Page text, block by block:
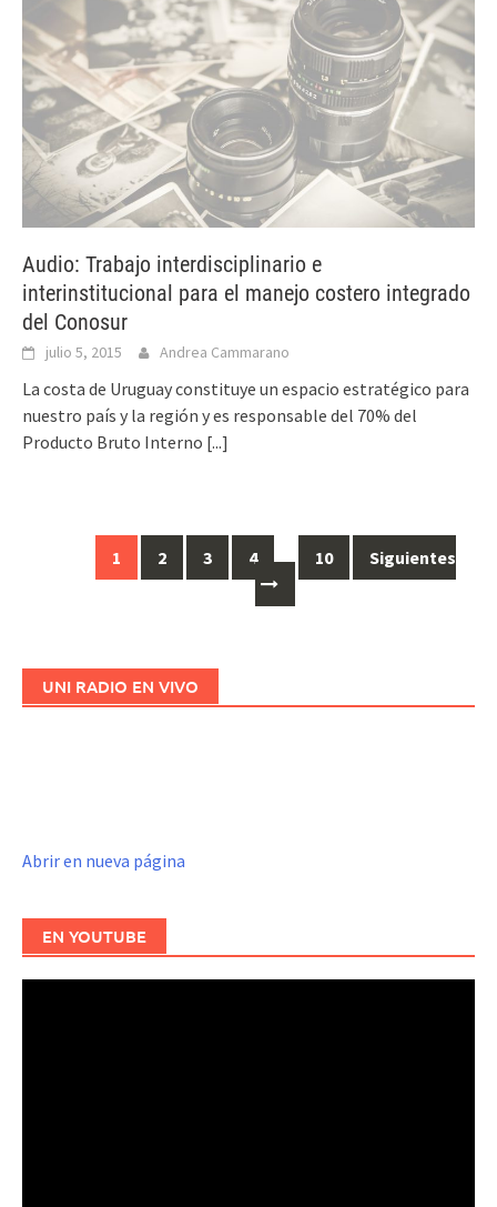
Audio: Trabajo interdisciplinario e
interinstitucional para el manejo costero integrado
del Conosur
julio 5, 2015 Andrea Cammarano
La costa de Uruguay constituye un espacio estratégico para
nuestro país y la región y es responsable del 70% del
Producto Bruto Interno [...]
1 2 3 4 … 10 Siguientes
UNI RADIO EN VIVO
Abrir en nueva página
EN YOUTUBE